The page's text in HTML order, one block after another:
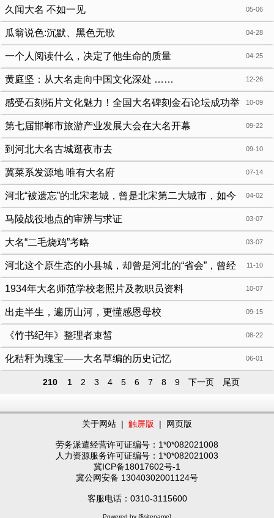
05-06
久闻大名 不如一见
04-28
瓜翁说色:沉默、黑色无歌
04-25
一个人阅读什么，决定了他生命的质量
12-26
黄庭坚：从大名走向中国文化深处 ……
10-09
感受石刻拓片文化魅力！全国大名碑刻金石论坛成功举
办 09-22
第七届邯郸市旅游产业发展大会在大名开幕
09-10
到河北大名古城逛夜市去
07-14
冀菜系发源地 唯有大名府
04-02
河北“被遗忘”的北宋老城，曾是北宋第二大城市，如今
却沦为无人知晓的小县城 03-07
马陵战役地点的审辨与求证
03-07
大名“二毛烧鸡”考略
11-10
河北这个原生态的小县城，却曾是河北的“省会”，曾经
还被叫做北京 10-07
1934年大名师范学校老照片及教职员资料
09-15
出走半生，遍历山河，更懂感恩母校
08-22
《竹书纪年》整理者束皙
06-01
化秸秆为瑰宝——大名草编的历史记忆
210 1 2 3 4 5 6 7 8 9 下一页 尾页
关于网站 | 触屏版 | 网页版
劳务派遣经营许可证编号：1*0*082021008
人力资源服务许可证编号：1*0*082021003
冀ICP备18017602号-1
冀公网安备 13040302001124号
客服电话：0310-3115600
Powered by {$sitename}